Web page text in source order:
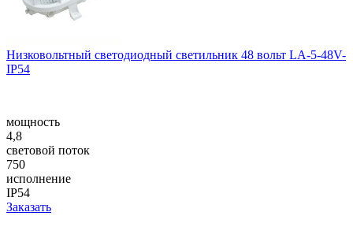
Низковольтный светодиодный светильник 48 вольт LA-5-48V-
IP54
мощность
4,8
световой поток
750
исполнение
IP54
Заказать